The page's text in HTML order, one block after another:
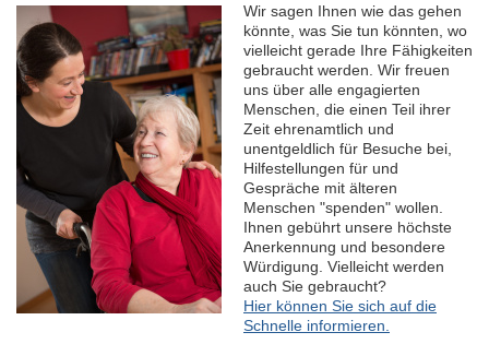
Wir sagen Ihnen wie das gehen
könnte, was Sie tun könnten, wo
vielleicht gerade Ihre Fähigkeiten
gebraucht werden. Wir freuen
uns über alle engagierten
Menschen, die einen Teil ihrer
Zeit ehrenamtlich und
unentgeldlich für Besuche bei,
Hilfestellungen für und
Gespräche mit älteren
Menschen "spenden" wollen.
Ihnen gebührt unsere höchste
Anerkennung und besondere
Würdigung. Vielleicht werden
auch Sie gebraucht?
Hier können Sie sich auf die
Schnelle informieren.